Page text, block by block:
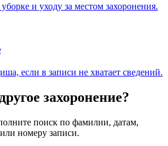
и уходу за местом захоронения.
если в записи не хватает сведений.
захоронение?
поиск по фамилии, датам,
номеру записи.